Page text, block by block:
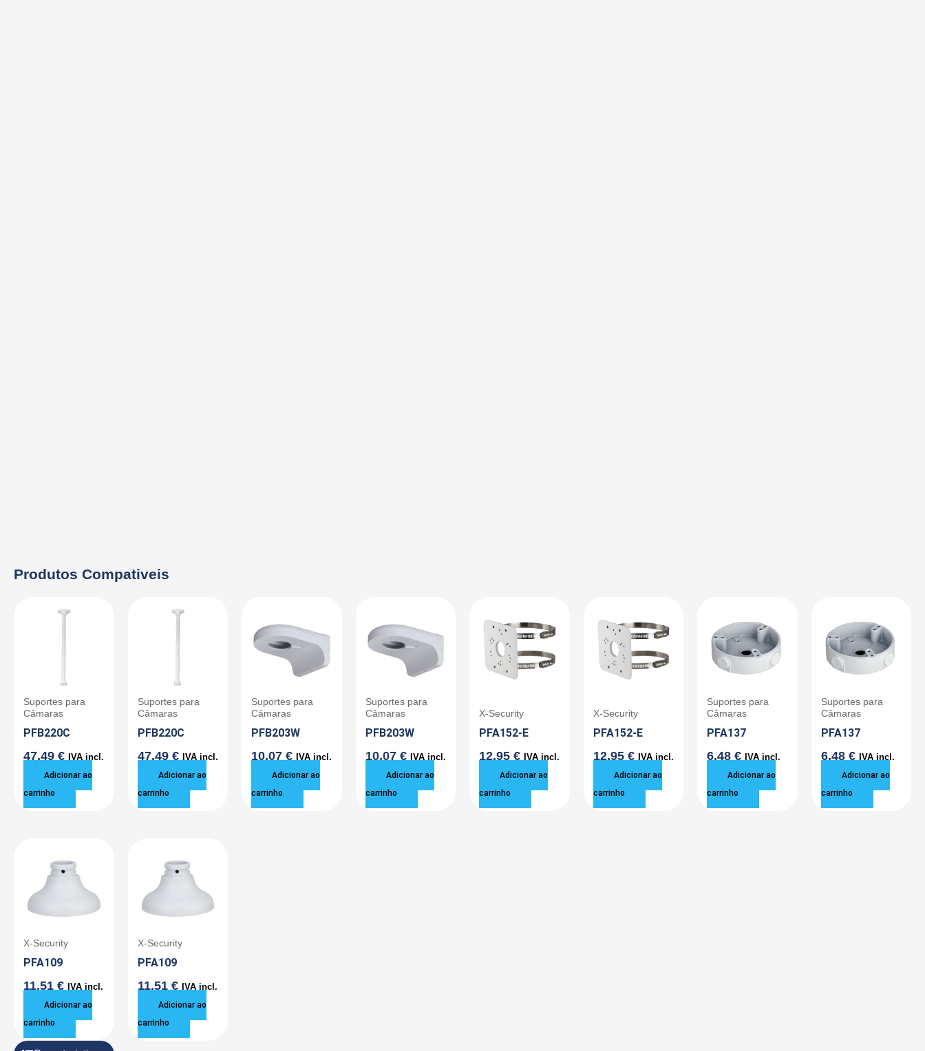
Produtos Compativeis
Suportes para
Câmaras
PFB220C
47,49 € IVA incl.
Adicionar ao
carrinho
Suportes para
Câmaras
PFB220C
47,49 € IVA incl.
Adicionar ao
carrinho
Suportes para
Câmaras
PFB203W
10,07 € IVA incl.
Adicionar ao
carrinho
Suportes para
Câmaras
PFB203W
10,07 € IVA incl.
Adicionar ao
carrinho
X-Security
PFA152-E
12,95 € IVA incl.
Adicionar ao
carrinho
X-Security
PFA152-E
12,95 € IVA incl.
Adicionar ao
carrinho
Suportes para
Câmaras
PFA137
6,48 € IVA incl.
Adicionar ao
carrinho
Suportes para
Câmaras
PFA137
6,48 € IVA incl.
Adicionar ao
carrinho
X-Security
PFA109
11,51 € IVA incl.
Adicionar ao
carrinho
X-Security
PFA109
11,51 € IVA incl.
Adicionar ao
carrinho